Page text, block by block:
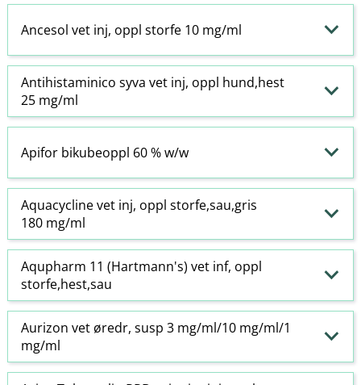
Ancesol vet inj, oppl storfe 10 mg/ml
Antihistaminico syva vet inj, oppl hund,hest
25 mg/ml
Apifor bikubeoppl 60 % w​/​w
Aquacycline vet inj, oppl storfe,sau,gris
180 mg/ml
Aqupharm 11 (Hartmann's) vet inf, oppl
storfe,hest,sau
Aurizon vet øredr, susp 3 mg/ml/10 mg/ml/1
mg/ml